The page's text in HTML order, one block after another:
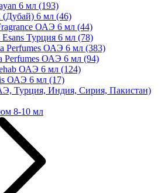
6 мл (193)
6 мл (46)
ОАЭ 6 мл (44)
Турция 6 мл (78)
Perfumes ОАЭ 6 мл (383)
Perfumes ОАЭ 6 мл (94)
ОАЭ 6 мл (124)
ОАЭ 6 мл (17)
Турция, Индия, Сирия, Пакистан)
8-10 мл